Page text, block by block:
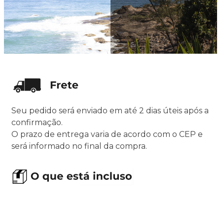
Seu pedido será enviado em até 2 dias úteis após a
confirmação.
O prazo de entrega varia de acordo com o CEP e
será informado no final da compra.